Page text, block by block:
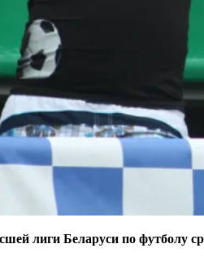
лиги Беларуси по футболу